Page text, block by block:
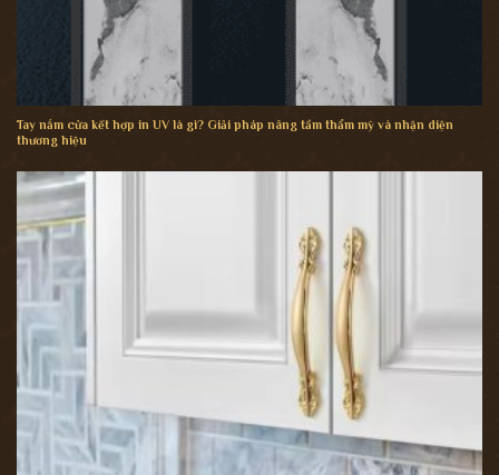
Tay nắm cửa kết hợp in UV là gì? Giải pháp nâng tầm thẩm mỹ và nhận diện
thương hiệu